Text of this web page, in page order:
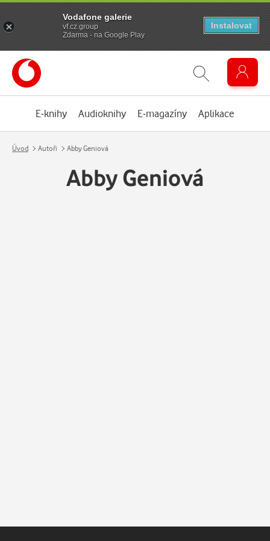
E-knihy Audioknihy E-magazíny Aplikace
Úvod Autoři Abby Geniová
Abby Geniová
Vodafone galerie
vf.cz.group
Zdarma - na Google Play
Instalovat